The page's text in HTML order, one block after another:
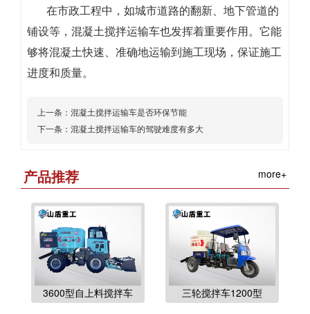
在市政工程中，如城市道路的翻新、地下管道的
铺设等，混凝土搅拌运输车也发挥着重要作用。它能
够将混凝土快速、准确地运输到施工现场，保证施工
进度和质量。
上一条： 混凝土搅拌运输车是否环保节能
下一条： 混凝土搅拌运输车的驾驶难度有多大
产品推荐 more+
3600型自上料搅拌车 三轮搅拌车1200型